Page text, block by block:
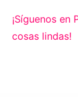
¡Síguenos en
cosas lindas!